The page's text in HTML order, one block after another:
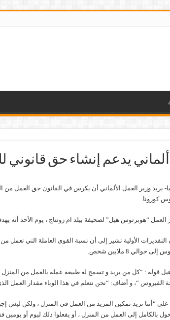
ألماني يدعم إنشاء حق قانوني
يريد وزير العمل الألماني أن يكرس في القانون حق العمل من
كورونا.
“هوبرتوس هيل” لصحيفة بيلد ام زونتاج ، يوم الأحد أنه
حوالي 8 ملايين شخص.
قوله : “كل من يريد و تسمح له طبيعة عمله بالعمل من
الفيروس “، و أضاف: “نحن نتعلم في هذا الوباء مقدار العمل
“أننا نريد تمكين المزيد من العمل في المنزل ، ولكن ليس
بالكامل إلى العمل من المنزل ، أو يفعلوا ذلك ليوم أو